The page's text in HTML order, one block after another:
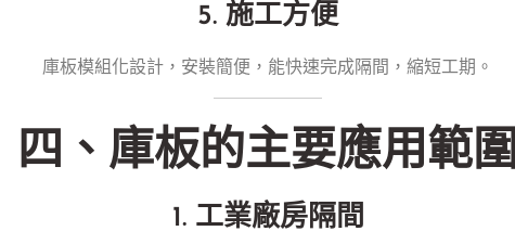
5. 施工方便
庫板模組化設計，安裝簡便，能快速完成隔間，縮短工期。
四、庫板的主要應用範圍
1. 工業廠房隔間